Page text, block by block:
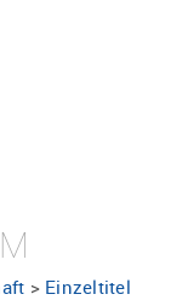
> Einzeltitel